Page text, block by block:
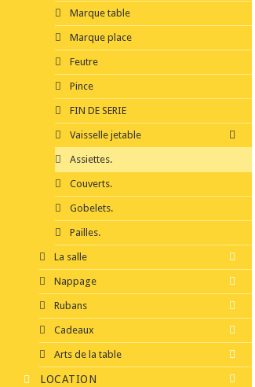
Marque table
Marque place
Feutre
Pince
FIN DE SERIE
Vaisselle jetable
Assiettes.
Couverts.
Gobelets.
Pailles.
La salle
Nappage
Rubans
Cadeaux
Arts de la table
LOCATION